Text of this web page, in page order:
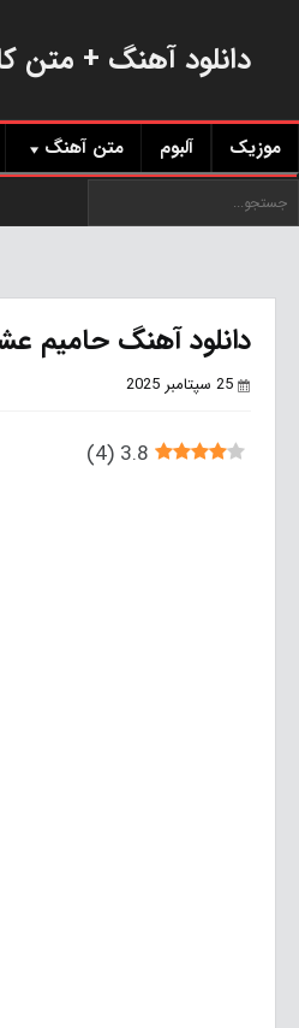
دانلود آهنگ + متن
موزیک آلبوم متن آهنگ
دانلود آهنگ حامیم
25 سپتامبر 2025
3.8
(
4
)